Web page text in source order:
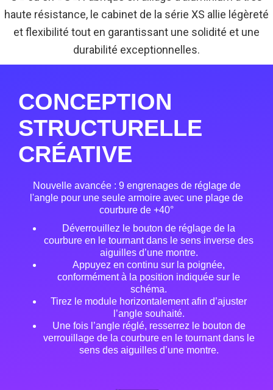
haute résistance, le cabinet de la série XS allie légèreté
et flexibilité tout en garantissant une solidité et une
durabilité exceptionnelles.
CONCEPTION
STRUCTURELLE
CRÉATIVE
Nouvelle avancée : 9 engrenages de réglage de
l'angle pour une seule armoire avec une plage de
courbure de +40°
Déverrouillez le bouton de réglage de la
courbure en le tournant dans le sens inverse des
aiguilles d’une montre.
Appuyez en continu sur la poignée,
conformément à la position indiquée sur le
schéma.
Tirez le module horizontalement afin d’ajuster
l’angle souhaité.
Une fois l’angle réglé, resserrez le bouton de
verrouillage de la courbure en le tournant dans le
sens des aiguilles d’une montre.